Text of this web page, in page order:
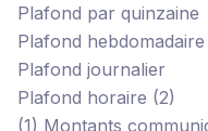
Plafond par quinzaine
Plafond hebdomadaire
Plafond journalier
Plafond horaire (2)
(1) Montants